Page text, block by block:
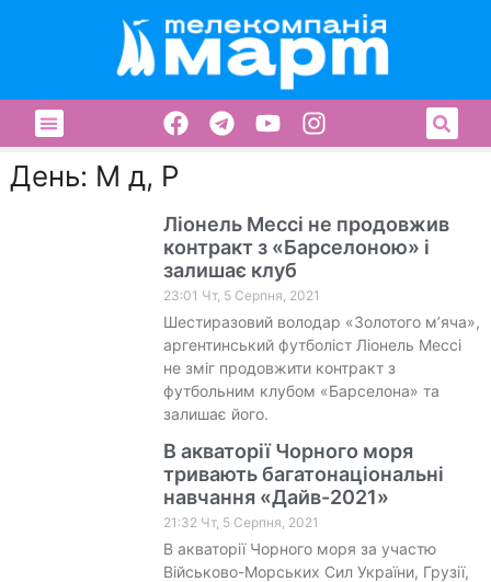
День: М д, Р
Ліонель Мессі не продовжив
контракт з «Барселоною» і
залишає клуб
23:01 Чт, 5 Серпня, 2021
Шестиразовий володар «Золотого м’яча»,
аргентинський футболіст Ліонель Мессі
не зміг продовжити контракт з
футбольним клубом «Барселона» та
залишає його.
В акваторії Чорного моря
тривають багатонаціональні
навчання «Дайв-2021»
21:32 Чт, 5 Серпня, 2021
В акваторії Чорного моря за участю
Військово-Морських Сил України, Грузії,